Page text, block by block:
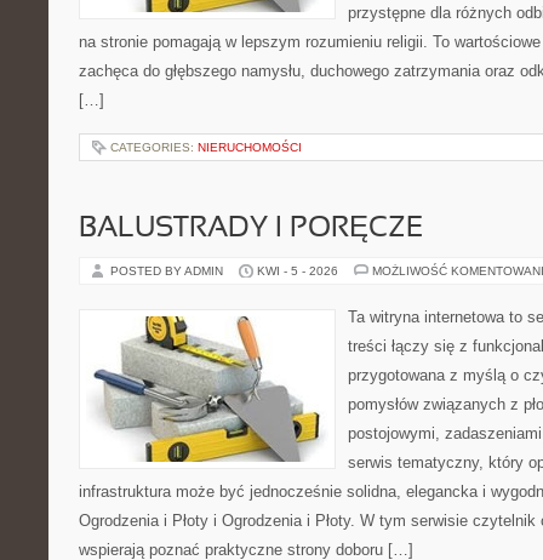
przystępne dla różnych
na stronie pomagają w lepszym rozumieniu religii. To
zachęca do głębszego namysłu, duchowego zatrzymania oraz
[…]
CATEGORIES: NIERUCHOMOŚCI
BALUSTRADY I PORĘCZE
POSTED BY ADMIN KWI - 5 - 2026 MOŻLIWOŚĆ
Ta witryna internetowa to
treści łączy się z
przygotowana z myślą o
pomysłów związanych z
postojowymi,
serwis tematyczny, który
infrastruktura może być jednocześnie solidna, elegancka i
Ogrodzenia i Płoty i Ogrodzenia i Płoty. W tym serwisie
wspierają poznać praktyczne strony doboru […]